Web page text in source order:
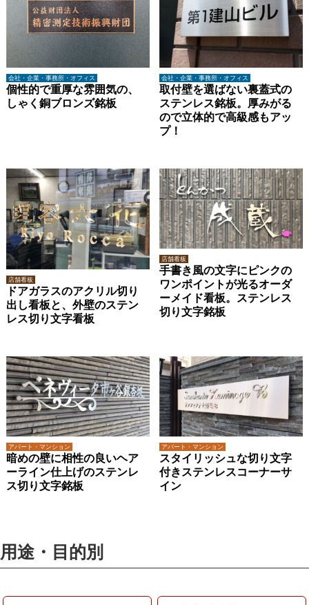
会社・企業・事務所・オフィス
個性的で重厚な雰囲気の、
しゃく銅ブロンズ銘板
会社・企業・事務所・オフィス
取付壁を選ばない裏蓋式の
ステンレス銘板。厚みがる
ので立体的で高級感もアッ
プ！
店舗看板
ドアガラスのアクリル切り
出し看板と、外壁のステン
レス切り文字看板
店舗看板
手書き風の文字にピンクの
ワンポイントが光るオーダ
ーメイド看板。ステンレス
切り文字銘板
アパート・マンション
暗めの壁に相性の良いヘア
ーライン仕上げのステンレ
ス切り文字銘板
アパート・マンション
スタイリッシュな切り文字
付きステンレスコーナーサ
イン
用途・目的別